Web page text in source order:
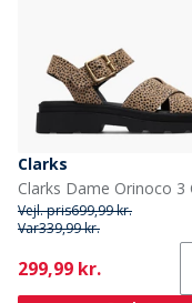
Clarks
Vejl. pris699,99 kr.
Var339,99 kr.
Current
299,99 kr.